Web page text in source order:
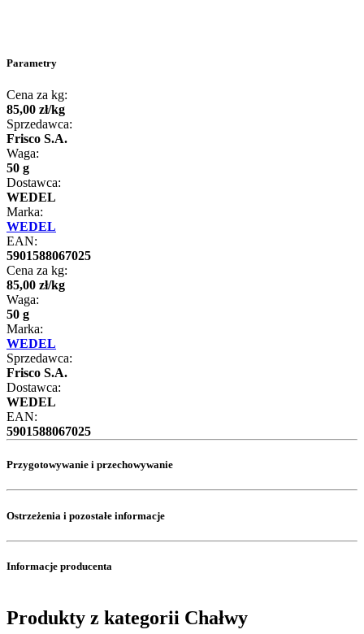
Parametry
Cena za kg:
85,00 zł/kg
Sprzedawca:
Frisco S.A.
Waga:
50 g
Dostawca:
WEDEL
Marka:
WEDEL
EAN:
5901588067025
Cena za kg:
85,00 zł/kg
Waga:
50 g
Marka:
WEDEL
Sprzedawca:
Frisco S.A.
Dostawca:
WEDEL
EAN:
5901588067025
Przygotowywanie i przechowywanie
Ostrzeżenia i pozostałe informacje
Informacje producenta
Produkty z kategorii Chałwy